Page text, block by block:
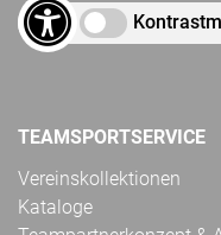
TEAMSPORTSERVICE
Vereinskollektionen
Kataloge